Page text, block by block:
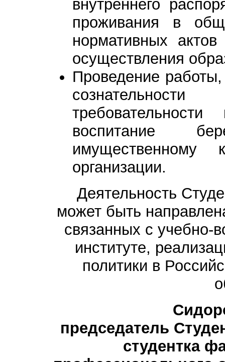
внутреннего
проживания в
нормативных
осуществления
Проведение
воспитание
имущественному
организации.
Деятельность
может быть
связанных с учебно-
институте,
политики в
председатель
студентка